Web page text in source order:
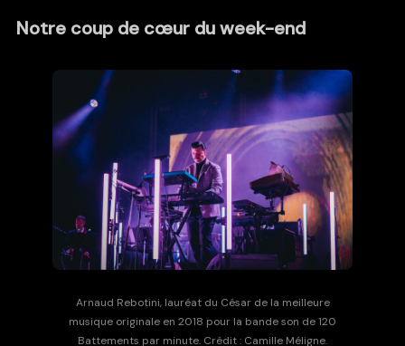
Notre coup de cœur du week-end
Arnaud Rebotini, lauréat du César de la meilleure
musique originale en 2018 pour la bande son de 120
Battements par minute. Crédit : Camille Méligne.